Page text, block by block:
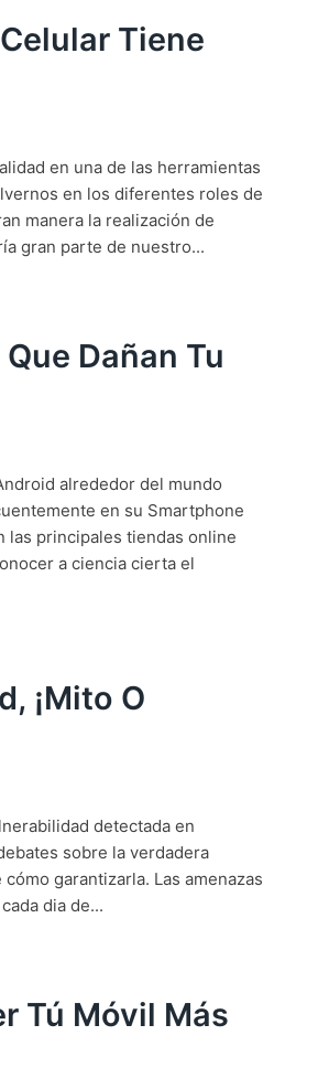
Tiene
en una de las herramientas
en los diferentes roles de
manera la realización de
gran parte de nuestro...
Dañan Tu
alrededor del mundo
en su Smartphone
las principales tiendas online
a ciencia cierta el
¡Mito O
detectada en
sobre la verdadera
garantizarla. Las amenazas
dia de...
Tú Móvil Más